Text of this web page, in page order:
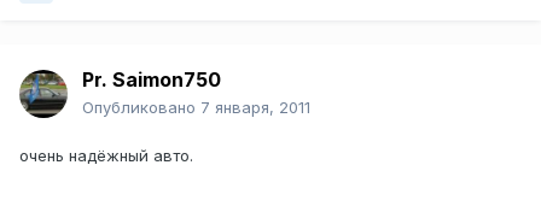
Pr. Saimon750
Опубликовано 7 января, 2011
очень надёжный авто.